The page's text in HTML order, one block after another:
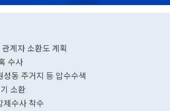
계자 소환도 계획
수사
동 주거지 등 압수수색
소환
제수사 착수